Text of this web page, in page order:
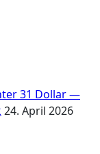
31 Dollar —
24. April 2026